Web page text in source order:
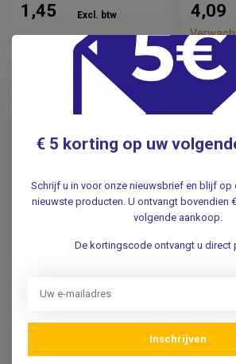
1,45 Excl. btw 4,09
€ 5 korting op uw
Schrijf u in voor onze nieuwsbrief en blijf op
nieuwste producten. U ontvangt bovendien
volgende aankoop.
De kortingscode ontvangt u direct
Inschrijven